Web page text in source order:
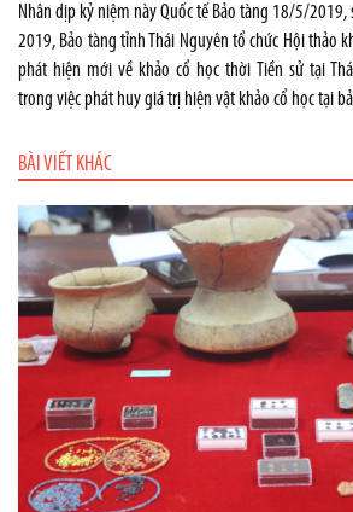
Nhân dịp kỷ niệm này Quốc tế Bảo tàng 18/5/
2019, Bảo tàng tỉnh Thái Nguyên tổ chức Hội thảo
phát hiện mới về khảo cổ học thời Tiền sử tại
trong việc phát huy giá trị hiện vật khảo cổ học tại
BÀI VIẾT KHÁC